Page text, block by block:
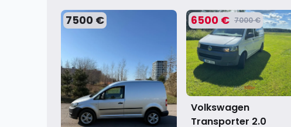
7500 € 6500 € 7000 €
Volkswagen
Transporter 2.0